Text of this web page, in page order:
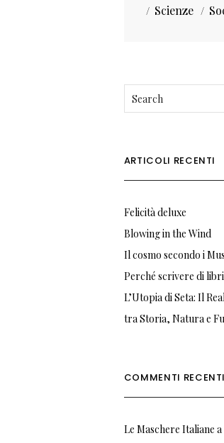
Scienze
ARTICOLI RECENTI
Felicità deluxe
Blowing in the Wind
Il cosmo secondo i
Perché scrivere di
L’Utopia di Seta: Il
tra Storia, Natura e
COMMENTI RECENTI
Le Maschere Italiane